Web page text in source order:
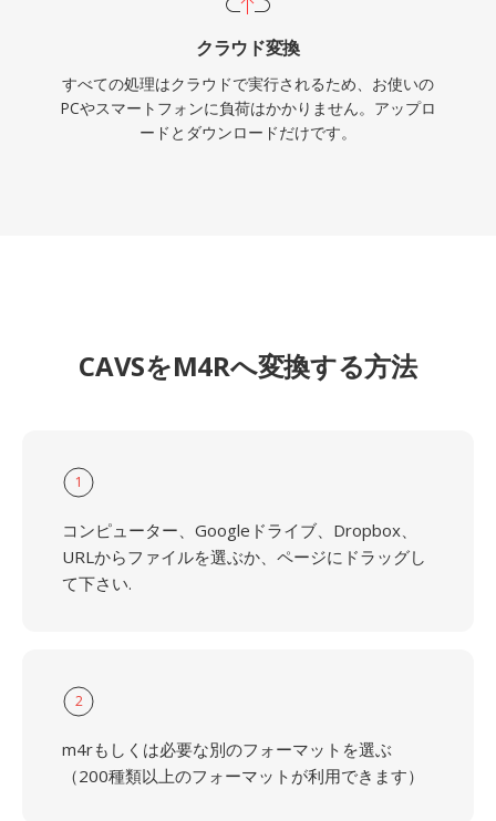
クラウド変換
すべての処理はクラウドで実行されるため、お使いの
PCやスマートフォンに負荷はかかりません。アップロ
ードとダウンロードだけです。
CAVSをM4Rへ変換する方法
1
コンピューター、Googleドライブ、Dropbox、
URLからファイルを選ぶか、ページにドラッグし
て下さい.
2
m4rもしくは必要な別のフォーマットを選ぶ
（200種類以上のフォーマットが利用できます）